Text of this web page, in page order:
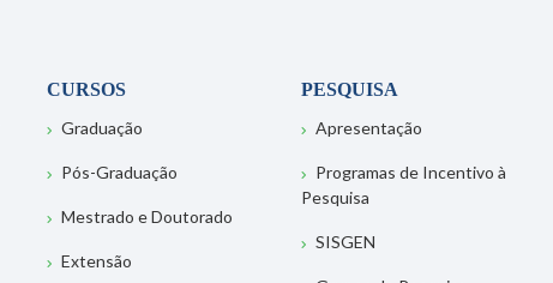
CURSOS
Graduação
Pós-Graduação
Mestrado e Doutorado
Extensão
PESQUISA
Apresentação
Programas de Incentivo à
Pesquisa
SISGEN